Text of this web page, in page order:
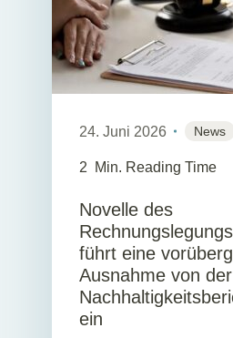
24. Juni 2026 News
2 Min. Reading Time
Novelle des
führt eine
Ausnahme von der
ein